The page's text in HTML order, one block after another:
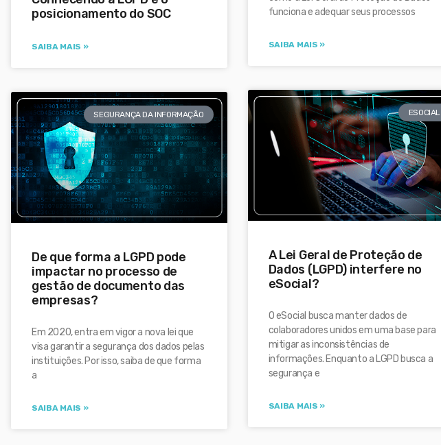
posicionamento do SOC
SAIBA MAIS »
funciona e adequar seus processos
SAIBA MAIS »
SEGURANÇA DA INFORMAÇÃO
De que forma a LGPD pode
impactar no processo de
gestão de documento das
empresas?
Em 2020, entra em vigor a nova lei que
visa garantir a segurança dos dados pelas
instituições. Por isso, saiba de que forma
a
SAIBA MAIS »
ESOCIAL
A Lei Geral de Proteção de
Dados (LGPD) interfere no
eSocial?
O eSocial busca manter dados de
colaboradores unidos em uma base para
mitigar as inconsistências de
informações. Enquanto a LGPD busca a
segurança e
SAIBA MAIS »